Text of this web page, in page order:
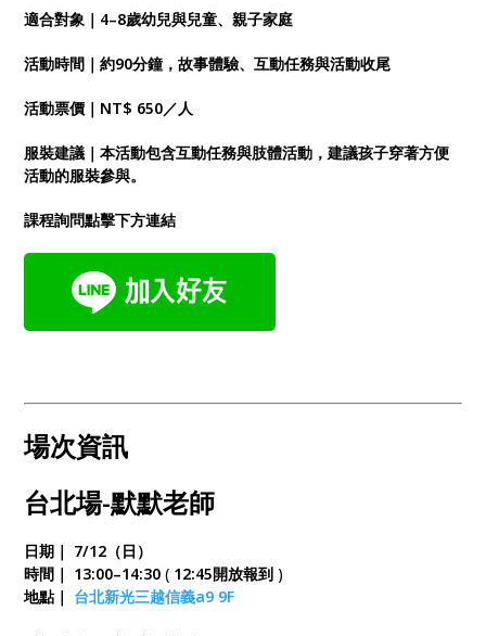
適合對象｜4–8歲幼兒與兒童、親子家庭
活動時間｜約90分鐘，故事體驗、互動任務與活動收尾
活動票價｜NT$ 650／人
服裝建議｜本活動包含互動任務與肢體活動，建議孩子穿著方便
活動的服裝參與。
課程詢問點擊下方連結
場次資訊
台北場-默默老師
日期｜ 7/12（日）
時間｜ 13:00–14:30( 12:45開放報到 )
地點｜ 台北新光三越信義a9 9F